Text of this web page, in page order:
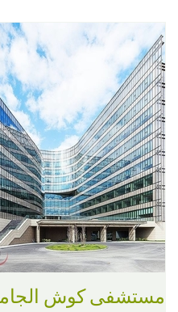
مستشفى كوش